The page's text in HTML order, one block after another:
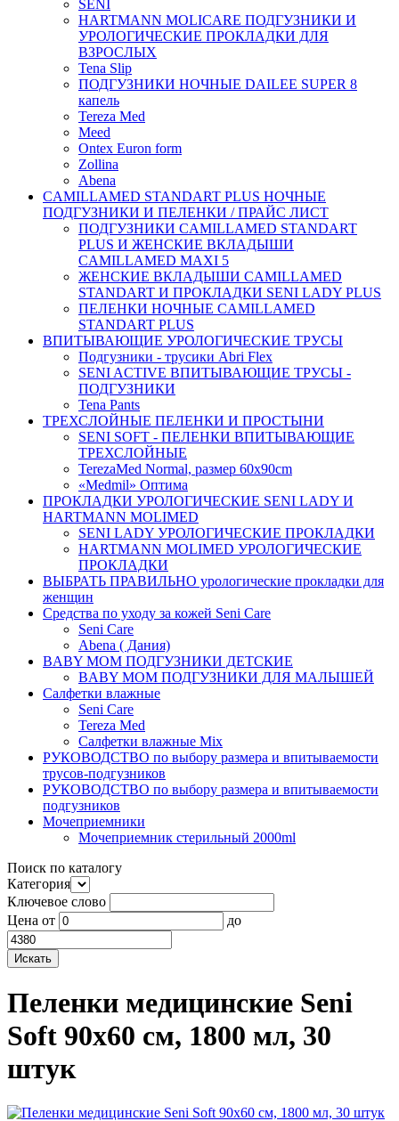
SENI
HARTMANN MOLICARE ПОДГУЗНИКИ И
УРОЛОГИЧЕСКИЕ ПРОКЛАДКИ ДЛЯ
ВЗРОСЛЫХ
Tena Slip
ПОДГУЗНИКИ НОЧНЫЕ DAILEE SUPER 8
капель
Tereza Med
Meed
Ontex Euron form
Zollina
Abena
CAMILLAMED STANDART PLUS НОЧНЫЕ
ПОДГУЗНИКИ И ПЕЛЕНКИ / ПРАЙС ЛИСТ
ПОДГУЗНИКИ CAMILLAMED STANDART
PLUS И ЖЕНСКИЕ ВКЛАДЫШИ
CAMILLAMED MAXI 5
ЖЕНСКИЕ ВКЛАДЫШИ CAMILLAMED
STANDART И ПРОКЛАДКИ SENI LADY PLUS
ПЕЛЕНКИ НОЧНЫЕ CAMILLAMED
STANDART PLUS
ВПИТЫВАЮЩИЕ УРОЛОГИЧЕСКИЕ ТРУСЫ
Подгузники - трусики Abri Flex
SENI ACTIVE ВПИТЫВАЮЩИЕ ТРУСЫ -
ПОДГУЗНИКИ
Tena Pants
ТРЕХСЛОЙНЫЕ ПЕЛЕНКИ И ПРОСТЫНИ
SENI SOFT - ПЕЛЕНКИ ВПИТЫВАЮЩИЕ
ТРЕХСЛОЙНЫЕ
TerezaMed Normal, размер 60x90cm
«Medmil» Оптима
ПРОКЛАДКИ УРОЛОГИЧЕСКИЕ SENI LADY И
HARTMANN MOLIMED
SENI LADY УРОЛОГИЧЕСКИЕ ПРОКЛАДКИ
HARTMANN MOLIMED УРОЛОГИЧЕСКИЕ
ПРОКЛАДКИ
ВЫБРАТЬ ПРАВИЛЬНО урологические прокладки для
женщин
Средства по уходу за кожей Seni Care
Seni Care
Abena ( Дания)
BABY MOM ПОДГУЗНИКИ ДЕТСКИЕ
BABY MOM ПОДГУЗНИКИ ДЛЯ МАЛЫШЕЙ
Салфетки влажные
Seni Care
Tereza Med
Салфетки влажные Mix
РУКОВОДСТВО по выбору размера и впитываемости
трусов-подгузников
РУКОВОДСТВО по выбору размера и впитываемости
подгузников
Мочеприемники
Мочеприемник стерильный 2000ml
Поиск по каталогу
Категория
Ключевое слово
Цена от до
Пеленки медицинские Seni
Soft 90x60 см, 1800 мл, 30
штук